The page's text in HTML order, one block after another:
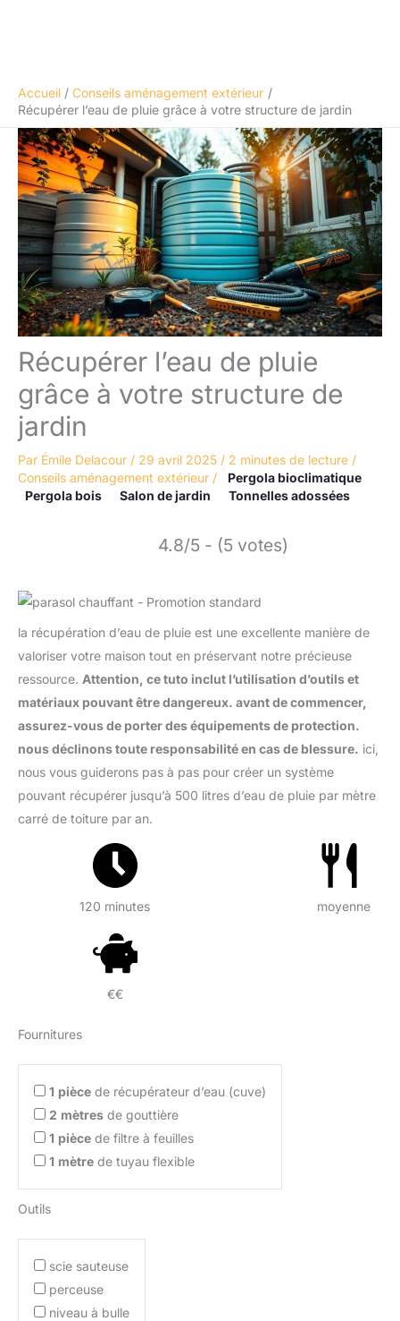
Accueil
Conseils aménagement extérieur
Récupérer l’eau de pluie grâce à votre structure de jardin
Récupérer l’eau de pluie
grâce à votre structure de
jardin
Par Émile Delacour / 29 avril 2025 / 2 minutes de lecture /
Conseils aménagement extérieur /
Pergola bioclimatique
Pergola bois
Salon de jardin Tonnelles adossées
4.8/5 - (5 votes)
la récupération d’eau de pluie est une excellente manière de
valoriser votre maison tout en préservant notre précieuse
ressource. Attention, ce tuto inclut l’utilisation d’outils et
matériaux pouvant être dangereux. avant de commencer,
assurez-vous de porter des équipements de protection.
nous déclinons toute responsabilité en cas de blessure. ici,
nous vous guiderons pas à pas pour créer un système
pouvant récupérer jusqu’à 500 litres d’eau de pluie par mètre
carré de toiture par an.
120 minutes moyenne
€€
Fournitures
1 pièce de récupérateur d’eau (cuve)
2 mètres de gouttière
1 pièce de filtre à feuilles
1 mètre de tuyau flexible
Outils
scie sauteuse
perceuse
niveau à bulle